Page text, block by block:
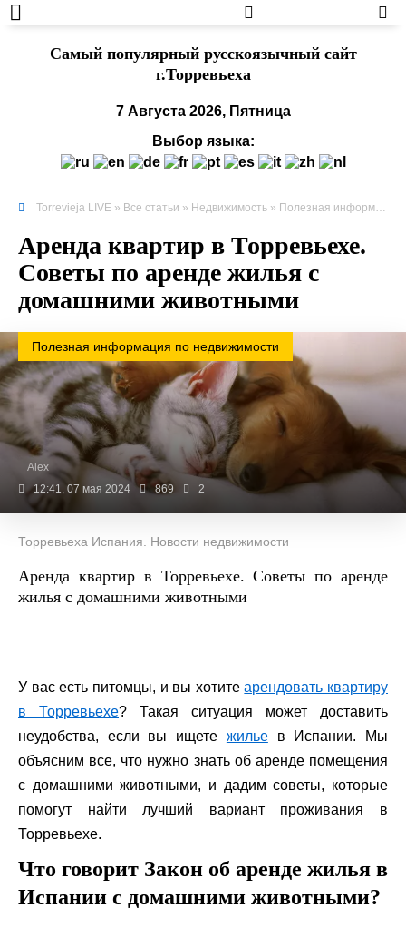
Cамый популярный русскоязычный сайт
г.Торревьеха
7 Августа 2026, Пятница
Выбор языка:
Torrevieja LIVE » Все статьи » Недвижимость » Полезная информация по недвижимости
Аренда квартир в Торревьехе.
Советы по аренде жилья с
домашними животными
Полезная информация по недвижимости
Alex
12:41, 07 мая 2024
869 2
Торревьеха Испания. Новости недвижимости
Аренда квартир в Торревьехе. Советы по аренде
жилья с домашними животными
У вас есть питомцы, и вы хотитеарендовать квартиру
в Торревьехе? Такая ситуация может доставить
неудобства, если вы ищете жильев Испании. Мы
объясним все, что нужно знать об аренде помещения
с домашними животными, и дадим советы, которые
помогут найти лучший вариант проживания в
Торревьехе.
Что говорит Закон об аренде жилья в
Испании с домашними животными?